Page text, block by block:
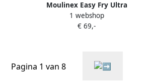
Moulinex Easy Fry Ultra
EZ111810 | Airfryers |
3045387250843
1 webshop
€ 69,-
Pagina 1 van 8